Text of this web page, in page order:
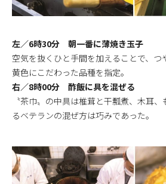
左／6時30分 朝一番に薄焼き玉子
空気を抜くひと手間を加えることで、
黄色にこだわった品種を指定。
右／8時00分 酢飯に具を混ぜる
〝茶巾〟の中具は椎茸と干瓢煮、木耳
るベテランの混ぜ方は巧みであった。